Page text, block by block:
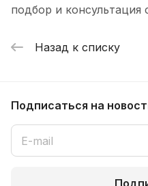
подбор и консультация
Назад к списку
Подписаться на